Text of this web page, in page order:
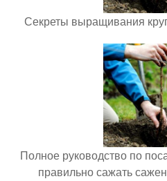
Секреты выращивания
Полное руководство по
правильно сажать